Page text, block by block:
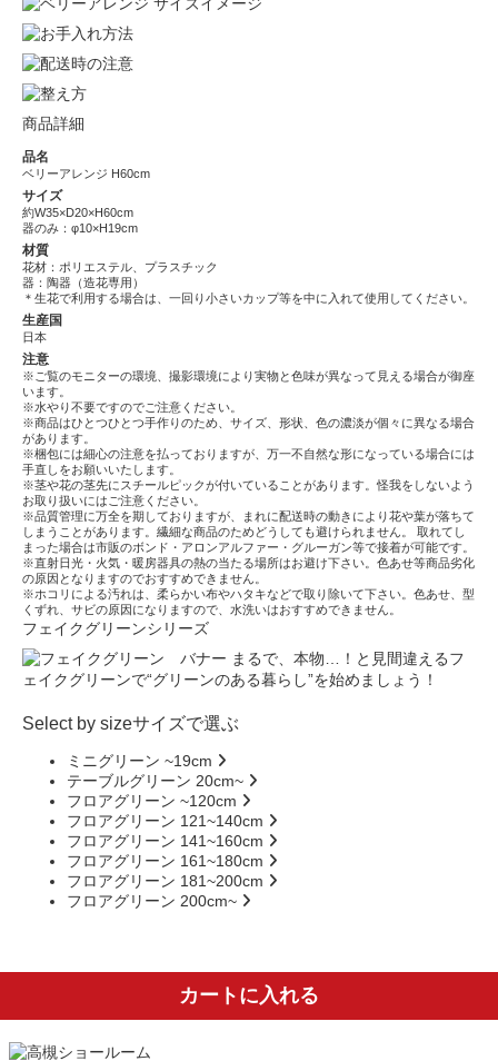
商品詳細
品名
ベリーアレンジ H60cm
サイズ
約W35×D20×H60cm
器のみ：φ10×H19cm
材質
花材：ポリエステル、プラスチック
器：陶器（造花専用）
＊生花で利用する場合は、一回り小さいカップ等を中に入れて使用してください。
生産国
日本
注意
※ご覧のモニターの環境、撮影環境により実物と色味が異なって見える場合が御座
います。
※水やり不要ですのでご注意ください。
※商品はひとつひとつ手作りのため、サイズ、形状、色の濃淡が個々に異なる場合
があります。
※梱包には細心の注意を払っておりますが、万一不自然な形になっている場合には
手直しをお願いいたします。
※茎や花の茎先にスチールピックが付いていることがあります。怪我をしないよう
お取り扱いにはご注意ください。
※品質管理に万全を期しておりますが、まれに配送時の動きにより花や葉が落ちて
しまうことがあります。繊細な商品のためどうしても避けられません。 取れてし
まった場合は市販のボンド・アロンアルファー・グルーガン等で接着が可能です。
※直射日光・火気・暖房器具の熱の当たる場所はお避け下さい。色あせ等商品劣化
の原因となりますのでおすすめできません。
※ホコリによる汚れは、柔らかい布やハタキなどで取り除いて下さい。色あせ、型
くずれ、サビの原因になりますので、水洗いはおすすめできません。
フェイクグリーンシリーズ
まるで、本物…！と見間違えるフ
ェイクグリーンで“グリーンのある暮らし”を始めましょう！
Select by sizeサイズで選ぶ
ミニグリーン ~19cm
テーブルグリーン 20cm~
フロアグリーン ~120cm
フロアグリーン 121~140cm
フロアグリーン 141~160cm
フロアグリーン 161~180cm
フロアグリーン 181~200cm
フロアグリーン 200cm~
カートに入れる